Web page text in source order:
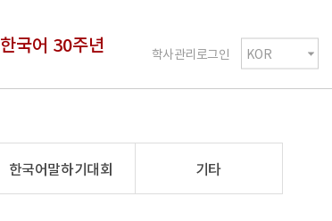
학사관리로그인
한국어 30주년
한국어말하기대회 기타